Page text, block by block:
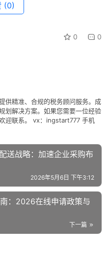
(0)
0 0
供精准、合规的税务顾问服务。成
划解决方案。如果您需要一位经验
迎联系。 vx：ingstart777 手机
送战略：加速企业采购布
2026年5月6日 下午3:12
：2026在线申请政策与
下一篇